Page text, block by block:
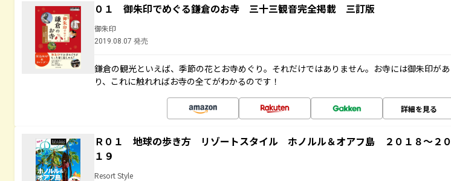
０１ 御朱印でめぐる鎌倉のお寺 三十三観音完全掲載 三訂版
御朱印
2019.08.07 発売
鎌倉の観光といえば、季節の花とお寺めぐり。それだけではありません。お寺には御朱印があ
り、これに触れればお寺の全てがわかるのです！
詳細を見る
Ｒ０１ 地球の歩き方 リゾートスタイル ホノルル＆オアフ島 ２０１８～２０
１９
Resort Style